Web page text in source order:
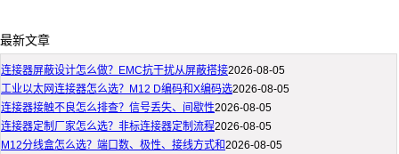
最新文章
连接器屏蔽设计怎么做？EMC抗干扰从屏蔽搭接2026-08-05
工业以太网连接器怎么选？M12 D编码和X编码选2026-08-05
连接器接触不良怎么排查？信号丢失、间歇性2026-08-05
连接器定制厂家怎么选？非标连接器定制流程2026-08-05
M12分线盒怎么选？端口数、极性、接线方式和2026-08-05